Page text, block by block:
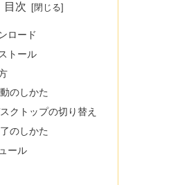
目次
ロード
トール
のしかた
クトップの切り替え
のしかた
ール